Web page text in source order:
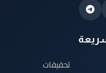
تحقيقات